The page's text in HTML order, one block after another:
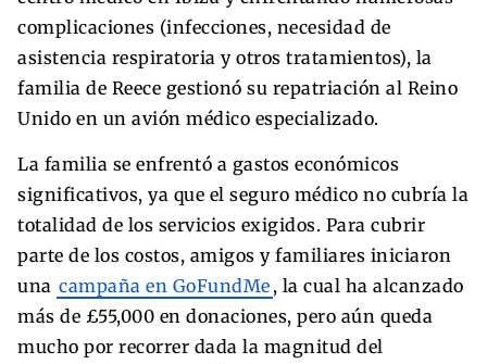
complicaciones (infecciones, necesidad de
asistencia respiratoria y otros tratamientos), la
familia de Reece gestionó su repatriación al Reino
Unido en un avión médico especializado.
La familia se enfrentó a gastos económicos
significativos, ya que el seguro médico no cubría la
totalidad de los servicios exigidos. Para cubrir
parte de los costos, amigos y familiares iniciaron
una campaña en GoFundMe , la cual ha alcanzado
más de £55,000 en donaciones, pero aún queda
mucho por recorrer dada la magnitud del